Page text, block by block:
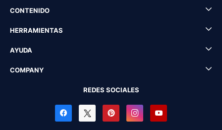
CONTENIDO
HERRAMIENTAS
AYUDA
COMPANY
REDES SOCIALES